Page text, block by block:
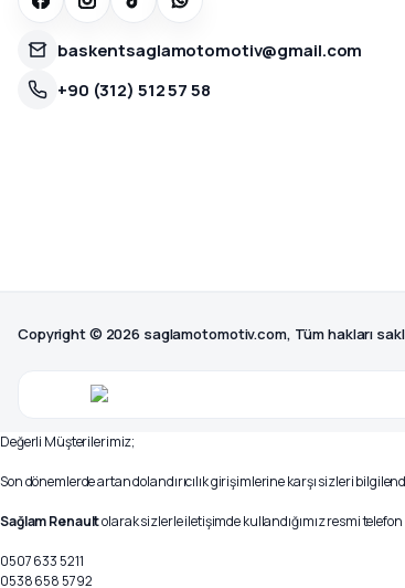
baskentsaglamotomotiv@gmail.com
+90 (312) 512 57 58
Copyright © 2026 saglamotomotiv.com, Tüm hakları
Değerli Müşterilerimiz;
Son dönemlerde artan dolandırıcılık girişimlerine karşı sizleri
Sağlam Renaultolarak sizlerle iletişimde kullandığımız resmi
0507 633 5211
0538 658 5792